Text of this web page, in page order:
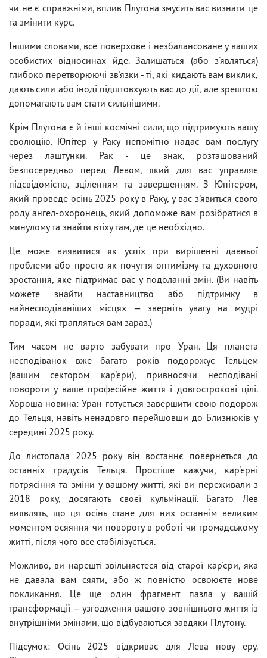
чи не є справжніми, вплив Плутона змусить вас визнати це
та змінити курс.
Іншими словами, все поверхове і незбалансоване у ваших
особистих відносинах йде. Залишаться (або з'являться)
глибоко перетворюючі зв'язки - ті, які кидають вам виклик,
дають сили або іноді підштовхують вас до дії, але зрештою
допомагають вам стати сильнішими.
Крім Плутона є й інші космічні сили, що підтримують вашу
еволюцію. Юпітер у Раку непомітно надає вам послугу
через лаштунки. Рак - це знак, розташований
безпосередньо перед Левом, який для вас управляє
підсвідомістю, зціленням та завершенням. З Юпітером,
який проведе осінь 2025 року в Раку, у вас з'явиться свого
роду ангел-охоронець, який допоможе вам розібратися в
минулому та знайти втіху там, де це необхідно.
Це може виявитися як успіх при вирішенні давньої
проблеми або просто як почуття оптимізму та духовного
зростання, яке підтримає вас у подоланні змін. (Ви навіть
можете знайти наставництво або підтримку в
найнесподіваніших місцях — зверніть увагу на мудрі
поради, які трапляться вам зараз.)
Тим часом не варто забувати про Уран. Ця планета
несподіванок вже багато років подорожує Тельцем
(вашим сектором кар'єри), привносячи несподівані
повороти у ваше професійне життя і довгострокові цілі.
Хороша новина: Уран готується завершити свою подорож
до Тельця, навіть ненадовго перейшовши до Близнюків у
середині 2025 року.
До листопада 2025 року він востаннє повернеться до
останніх градусів Тельця. Простіше кажучи, кар'єрні
потрясіння та зміни у вашому житті, які ви переживали з
2018 року, досягають своєї кульмінації. Багато Лев
виявлять, що ця осінь стане для них останнім великим
моментом осяяння чи повороту в роботі чи громадському
житті, після чого все стабілізується.
Можливо, ви нарешті звільняєтеся від старої кар'єри, яка
не давала вам сяяти, або ж повністю освоюєте нове
покликання. Це ще один фрагмент пазла у вашій
трансформації — узгодження вашого зовнішнього життя із
внутрішніми змінами, що відбуваються завдяки Плутону.
Підсумок: Осінь 2025 відкриває для Лева нову еру.